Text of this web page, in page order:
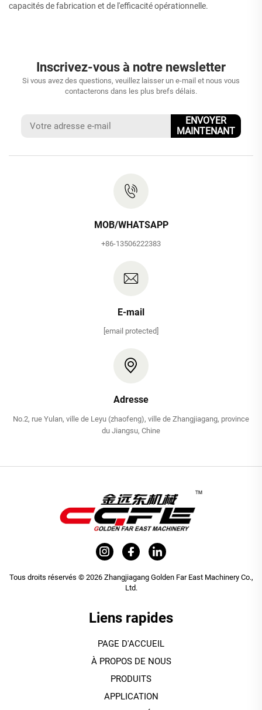
capacités de fabrication et de l'efficacité opérationnelle.
Inscrivez-vous à notre newsletter
Si vous avez des questions, veuillez laisser un e-mail et nous vous
contacterons dans les plus brefs délais.
ENVOYER
MAINTENANT
MOB/WHATSAPP
+86-13506222383
E-mail
[email protected]
Adresse
No.2, rue Yulan, ville de Leyu (zhaofeng), ville de Zhangjiagang, province
du Jiangsu, Chine
Tous droits réservés © 2026 Zhangjiagang Golden Far East Machinery Co.,
Ltd.
Liens rapides
PAGE D'ACCUEIL
À PROPOS DE NOUS
PRODUITS
APPLICATION